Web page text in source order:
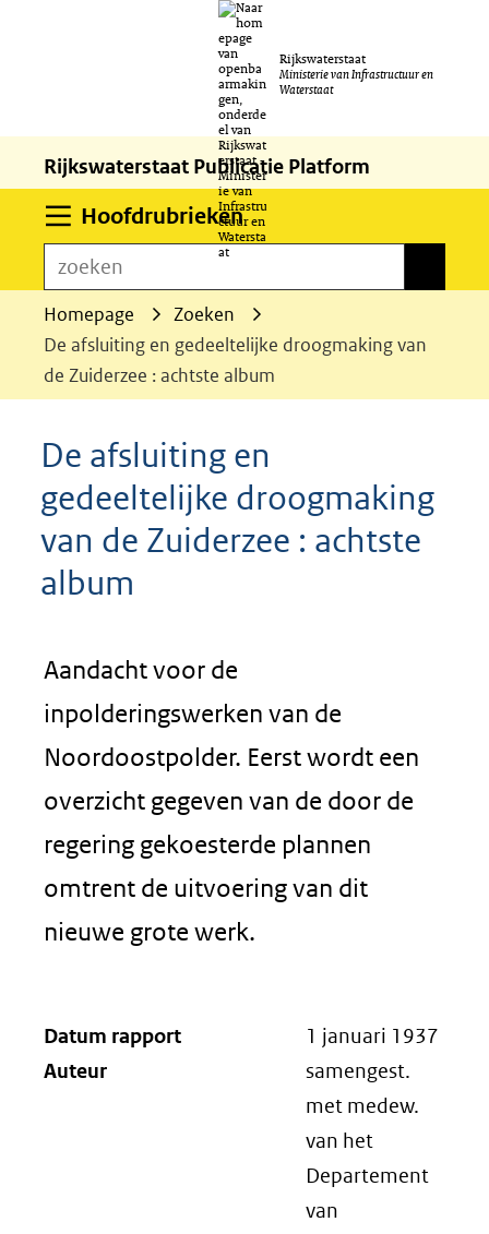
naar
de
inhoud
Rijkswaterstaat
Ministerie van Infrastructuur en
Waterstaat
Rijkswaterstaat Publicatie Platform
HoofdrubriekenUitklappen
zoeken
Homepage
Zoeken
De afsluiting en gedeeltelijke droogmaking van
de Zuiderzee : achtste album
De afsluiting en
gedeeltelijke droogmaking
van de Zuiderzee : achtste
album
Aandacht voor de
inpolderingswerken van de
Noordoostpolder. Eerst wordt een
overzicht gegeven van de door de
regering gekoesterde plannen
omtrent de uitvoering van dit
nieuwe grote werk.
Datum rapport
1 januari 1937
Auteur
samengest.
met medew.
van het
Departement
van